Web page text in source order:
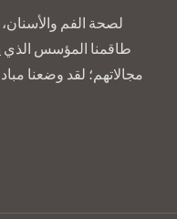
طاقمنا المؤسس الذي
مجالاتهم؛ لقد وضعنا